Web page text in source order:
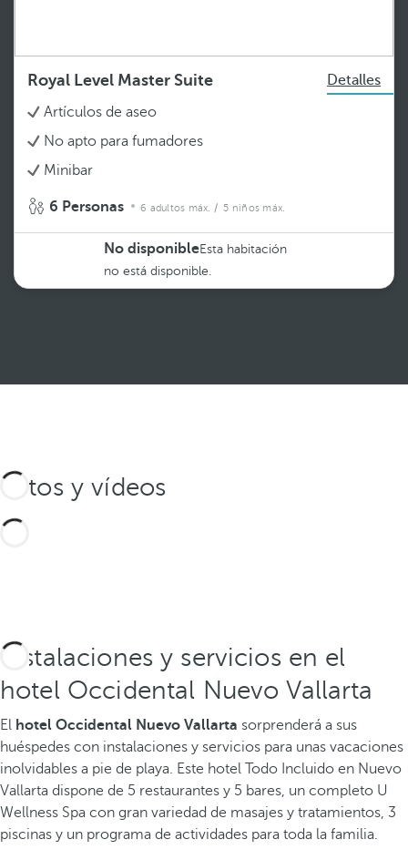
Royal Level Master Suite
Detalles
Artículos de aseo
No apto para fumadores
Minibar
6 Personas 6 adultos máx. / 5 niños máx.
No disponibleEsta habitación
no está disponible.
Fotos y vídeos
Instalaciones y servicios en el
hotel Occidental Nuevo Vallarta
El hotel Occidental Nuevo Vallarta sorprenderá a sus
huéspedes con instalaciones y servicios para unas vacaciones
inolvidables a pie de playa. Este hotel Todo Incluido en Nuevo
Vallarta dispone de 5 restaurantes y 5 bares, un completo U
Wellness Spa con gran variedad de masajes y tratamientos, 3
piscinas y un programa de actividades para toda la familia.